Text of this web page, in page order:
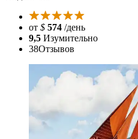
от $ 574 /день
9,5 Изумительно
38Отзывов